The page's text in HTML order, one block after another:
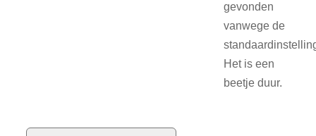
gevonden
vanwege de
Het is een
beetje duur.